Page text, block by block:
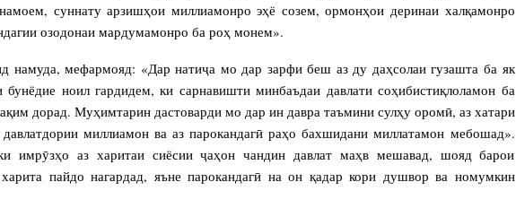
суннату арзишҳои миллиамонро эҳё созем, ормонҳои деринаи халқамонро
озодонаи мардумамонро ба роҳ монем».
намуда, мефармояд: «Дар натиҷа мо дар зарфи беш аз ду даҳсолаи гузашта ба як
бунёдие ноил гардидем, ки сарнавишти минбаъдаи давлати соҳибистиқлоламон ба
дорад. Муҳимтарин дастоварди мо дар ин давра таъмини сулҳу оромӣ, аз хатари
миллиамон ва аз парокандагӣ раҳо бахшидани миллатамон мебошад».
имрӯзҳо аз харитаи сиёсии ҷаҳон чандин давлат маҳв мешавад, шояд барои
пайдо нагардад, яъне парокандагӣ на он қадар кори душвор ва номумкин